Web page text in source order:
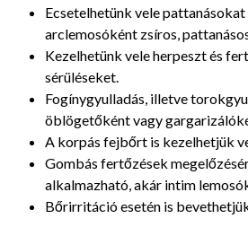
Ecsetelhetünk vele
arclemosóként zsíros,
Kezelhetünk vele herpeszt és
sérüléseket.
Fogínygyulladás, illetve
öblögetőként vagy
A korpás fejbőrt is kezelhetjük
Gombás fertőzések
alkalmazható, akár intim
Bőrirritáció esetén is